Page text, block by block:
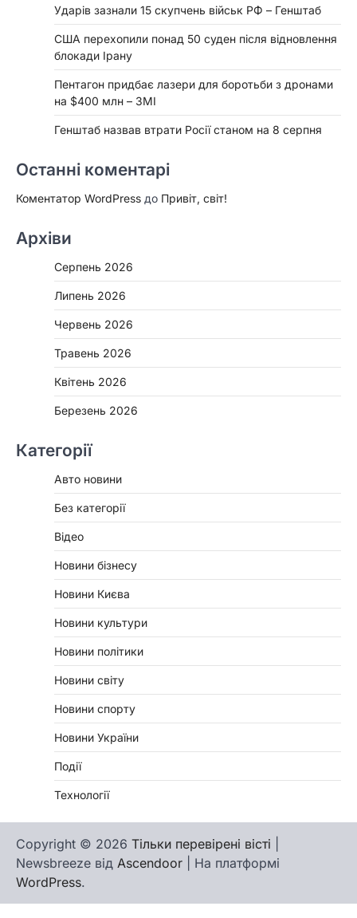
Ударів зазнали 15 скупчень військ РФ – Генштаб
США перехопили понад 50 суден після відновлення
блокади Ірану
Пентагон придбає лазери для боротьби з дронами
на $400 млн – ЗМІ
Генштаб назвав втрати Росії станом на 8 серпня
Останні коментарі
Коментатор WordPress до Привіт, світ!
Архіви
Серпень 2026
Липень 2026
Червень 2026
Травень 2026
Квітень 2026
Березень 2026
Категорії
Авто новини
Без категорії
Відео
Новини бізнесу
Новини Києва
Новини культури
Новини політики
Новини світу
Новини спорту
Новини України
Події
Технології
Copyright © 2026 Тільки перевірені вісті
Newsbreeze від Ascendoor | На платформі
WordPress.